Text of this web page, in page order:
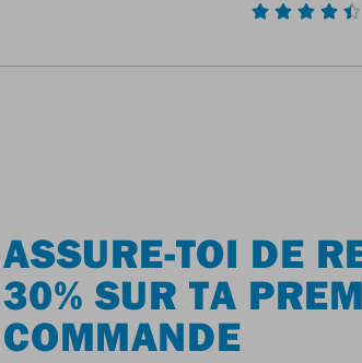
ASSURE-TOI DE
30% SUR TA
COMMANDE